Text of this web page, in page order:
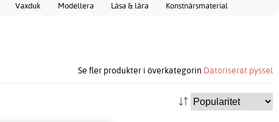
Vaxduk Modellera Läsa & lära Konstnärsmaterial
Se fler produkter i överkategorin Datoriserat pyssel